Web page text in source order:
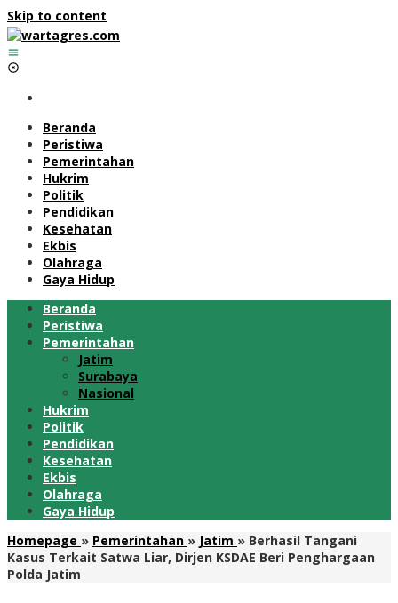
Skip to content
Beranda
Peristiwa
Pemerintahan
Hukrim
Politik
Pendidikan
Kesehatan
Ekbis
Olahraga
Gaya Hidup
Beranda
Peristiwa
Pemerintahan
Jatim
Surabaya
Nasional
Hukrim
Politik
Pendidikan
Kesehatan
Ekbis
Olahraga
Gaya Hidup
Homepage » Pemerintahan » Jatim » Berhasil Tangani
Kasus Terkait Satwa Liar, Dirjen KSDAE Beri Penghargaan
Polda Jatim